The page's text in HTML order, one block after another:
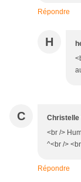
Répondre
H
C Christelle
<br />
^<br />
Répondre